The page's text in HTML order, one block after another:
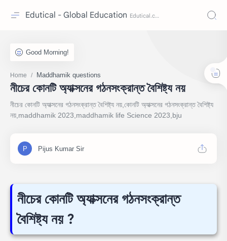
Edutical - Global Education
Home Maddhamik questions
নীচের কোনটি অ্যাক্সনের গঠনসংক্রান্ত বৈশিষ্ট্য নয়
নীচের কোনটি অ্যাক্সনের গঠনসংক্রান্ত বৈশিষ্ট্য নয়,কোনটি অ্যাক্সনের গঠনসংক্রান্ত বৈশিষ্ট্য
নয়,maddhamik 2023,maddhamik life Science 2023,bju
নীচের কোনটি অ্যাক্সনের গঠনসংক্রান্ত
বৈশিষ্ট্য নয় ?